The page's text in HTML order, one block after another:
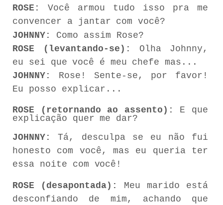
ROSE:
Você armou tudo isso pra
me
convencer
a jantar com você?
JOHNNY:
Como assim Rose?
ROSE
(levantando-se): Olha
Johnny,
eu
sei que você é meu chefe
mas...
JOHNNY:
Rose! Sente-se, por favor!
Eu posso explicar...
ROSE (retornando ao assento): E
que
explicação
quer me dar?
JOHNNY:
Tá, desculpa se eu não
fui
honesto
com você, mas eu queria
ter
essa noite com você!
ROSE (desapontada): Meu marido
está
desconfiando
de mim, achando
que